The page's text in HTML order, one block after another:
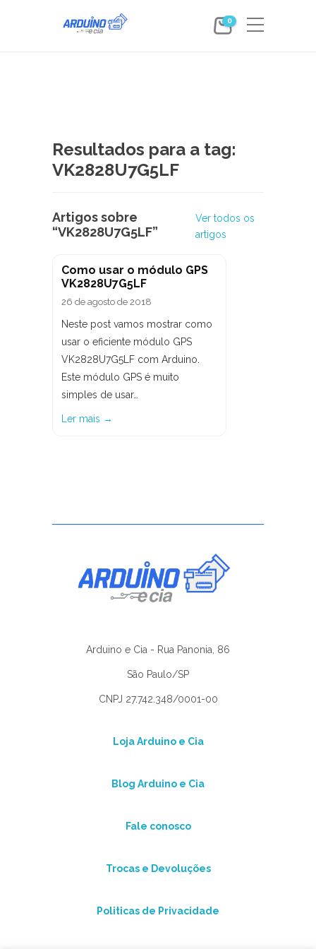
0
Resultados para a tag:
VK2828U7G5LF
Artigos sobre
“VK2828U7G5LF”
Ver todos os
artigos
Como usar o módulo GPS
VK2828U7G5LF
26 de agosto de 2018
Neste post vamos mostrar como
usar o eficiente módulo GPS
VK2828U7G5LF com Arduino.
Este módulo GPS é muito
simples de usar…
Ler mais →
Arduino e Cia - Rua Panonia, 86
São Paulo/SP
CNPJ 27.742.348/0001-00
Loja Arduino e Cia
Blog Arduino e Cia
Fale conosco
Trocas e Devoluções
Politicas de Privacidade